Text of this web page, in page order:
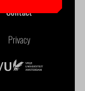
Contact
Privacy